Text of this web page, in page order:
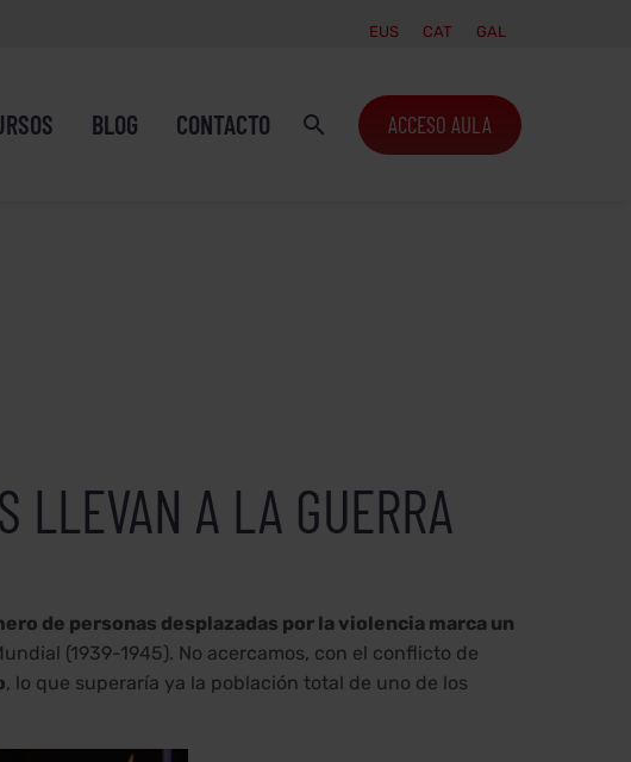
EUS CAT GAL
BLOG CONTACTO ACCESO AULA
LLEVAN A LA GUERRA
de personas desplazadas por la violencia marca un
(1939-1945). No acercamos, con el conflicto de
, lo que superaría ya la población total de uno de los